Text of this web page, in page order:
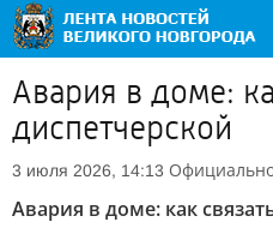
Авария в доме:
диспетчерской
3 июля 2026, 14:13
Авария в доме: как